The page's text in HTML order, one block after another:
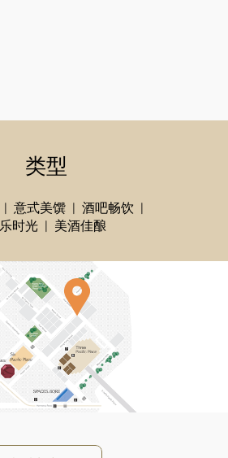
类型
意式美馔
酒吧畅饮
时光
美酒佳酿